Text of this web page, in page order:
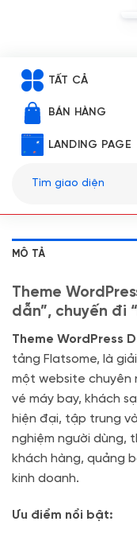
TẤT CẢ
BÁN HÀNG
LANDING PAGE
kiếm:
MÔ TẢ
Theme
dẫn”, chuyến đi
Theme WordPress
tảng Flatsome, là
một website chuyên
vé máy bay, khách
hiện đại, tập trung
nghiệm người dùng,
khách hàng, quảng
kinh doanh.
Ưu điểm nổi bật: